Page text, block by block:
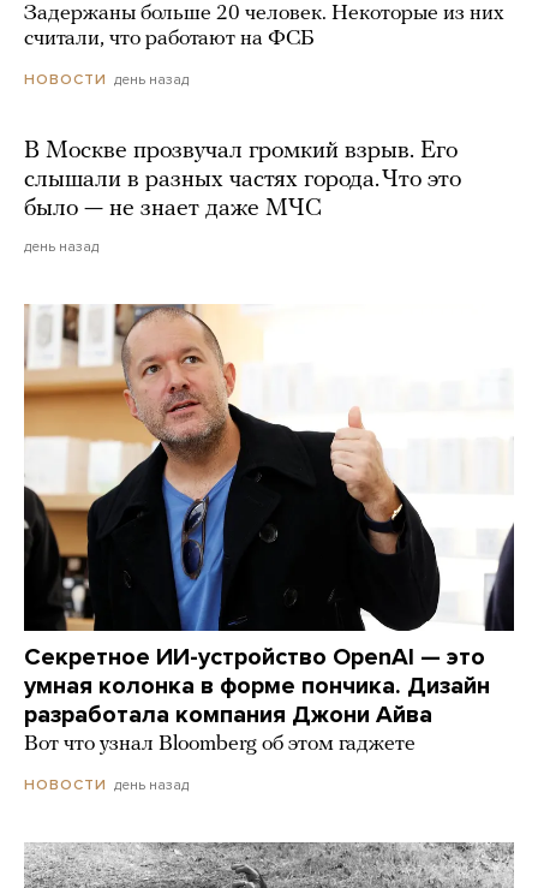
Задержаны больше 20 человек. Некоторые из них
считали, что работают на ФСБ
НОВОСТИ день назад
В Москве прозвучал громкий взрыв. Его
слышали в разных частях города. Что это
было — не знает даже МЧС
день назад
Секретное ИИ-устройство OpenAI — это
умная колонка в форме пончика. Дизайн
разработала компания Джони Айва
Вот что узнал Bloomberg об этом гаджете
НОВОСТИ день назад